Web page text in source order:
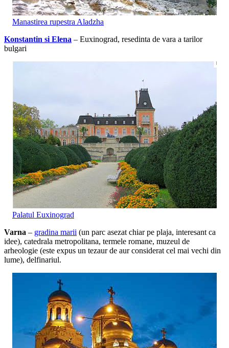
Manastirea rupestra Aladzha
Konstantin si Elena – Euxinograd, resedinta de vara a tarilor
bulgari
Palatul Euxinograd
Varna – gradina marii (un parc asezat chiar pe plaja, interesant ca
idee), catedrala metropolitana, termele romane, muzeul de
arheologie (este expus un tezaur de aur considerat cel mai vechi din
lume), delfinariul.